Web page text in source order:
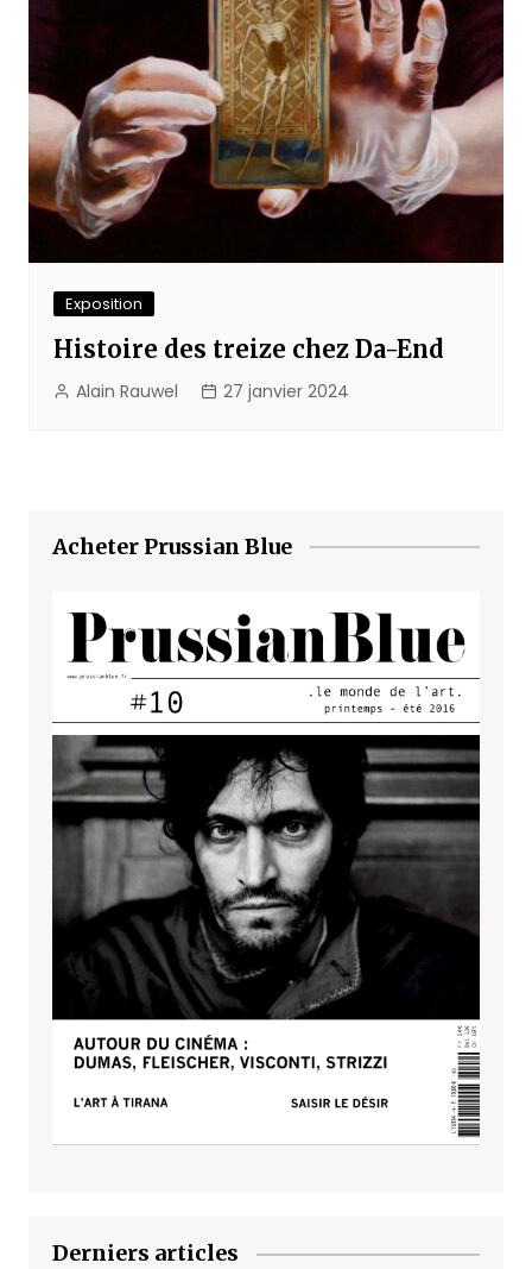
Exposition
Histoire des treize chez Da-End
Alain Rauwel 27 janvier 2024
Acheter Prussian Blue
Derniers articles